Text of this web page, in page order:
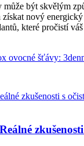
být skvělým
získat nový
které pročistí
ovocné šťávy: